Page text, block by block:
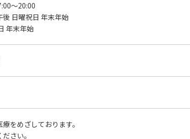
～20:00
日曜祝日 年末年始
年末年始
をめざしております。
さい。